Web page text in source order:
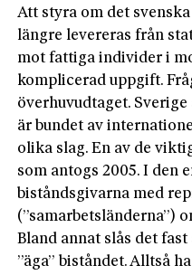
Att styra om det
längre levereras från
mot fattiga individer i
komplicerad uppgift.
överhuvudtaget.
är bundet av
olika slag. En av de
som antogs 2005. I den
biståndsgivarna med
(”samarbetsländerna”)
Bland annat slås det
”äga” biståndet. Alltså